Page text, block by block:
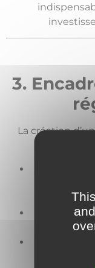
3.
La création
Sécurité,
licence,